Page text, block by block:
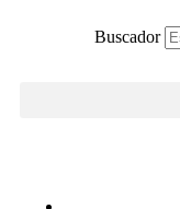
Buscador